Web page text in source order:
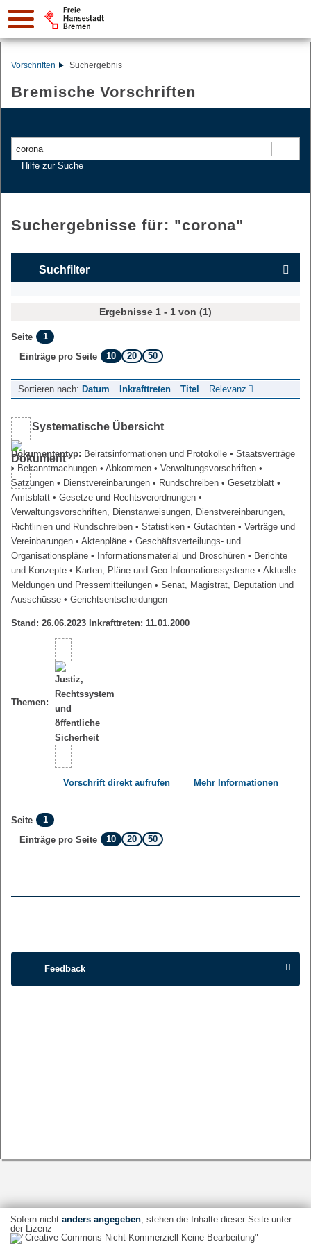
Vorschriften Suchergebnis
Bremische Vorschriften
Hilfe zur Suche
Suchergebnisse für: "corona"
Suchfilter
Ergebnisse 1 - 1 von (1)
Seite
1
Einträge pro Seite
10 20 50
Sortieren nach: Datum Inkrafttreten Titel Relevanz
Systematische Übersicht
Dokumententyp: Beiratsinformationen und Protokolle • Staatsverträge
• Bekanntmachungen • Abkommen • Verwaltungsvorschriften •
Satzungen • Dienstvereinbarungen • Rundschreiben • Gesetzblatt •
Amtsblatt • Gesetze und Rechtsverordnungen •
Verwaltungsvorschriften, Dienstanweisungen, Dienstvereinbarungen,
Richtlinien und Rundschreiben • Statistiken • Gutachten • Verträge und
Vereinbarungen • Aktenpläne • Geschäftsverteilungs- und
Organisationspläne • Informationsmaterial und Broschüren • Berichte
und Konzepte • Karten, Pläne und Geo-Informationssysteme • Aktuelle
Meldungen und Pressemitteilungen • Senat, Magistrat, Deputation und
Ausschüsse • Gerichtsentscheidungen
Stand: 26.06.2023 Inkrafttreten: 11.01.2000
Themen:
Vorschrift direkt aufrufen Mehr Informationen
Seite
1
Einträge pro Seite
10 20 50
Feedback
Sofern nicht anders angegeben, stehen die Inhalte dieser Seite unter
der Lizenz